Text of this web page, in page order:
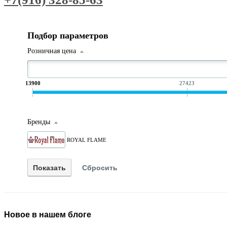
Подбор параметров
Розничная цена
13900 27423
Бренды
ROYAL FLAME
Новое в нашем блоге